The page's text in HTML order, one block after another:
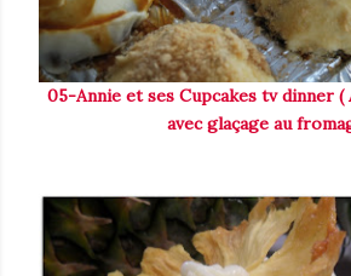
05-Annie et ses Cupcakes tv dinner (
avec glaçage au